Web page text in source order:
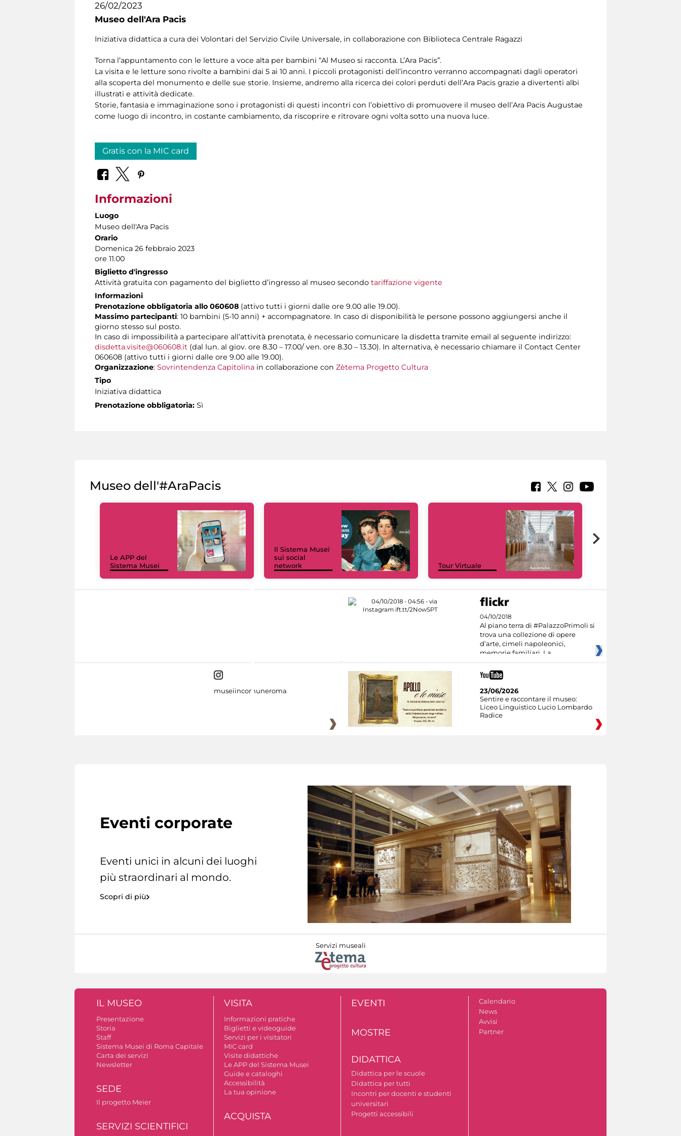
26/02/2023
Museo dell'Ara Pacis
Iniziativa didattica a cura dei Volontari del Servizio Civile Universale, in collaborazione con Biblioteca Centrale Ragazzi
Torna l’appuntamento con le letture a voce alta per bambini “Al Museo si racconta. L’Ara Pacis”.
La visita e le letture sono rivolte a bambini dai 5 ai 10 anni. I piccoli protagonisti dell’incontro verranno accompagnati dagli operatori
alla scoperta del monumento e delle sue storie. Insieme, andremo alla ricerca dei colori perduti dell’Ara Pacis grazie a divertenti albi
illustrati e attività dedicate.
Storie, fantasia e immaginazione sono i protagonisti di questi incontri con l’obiettivo di promuovere il museo dell’Ara Pacis Augustae
come luogo di incontro, in costante cambiamento, da riscoprire e ritrovare ogni volta sotto una nuova luce.
Gratis con la MIC card
Informazioni
Luogo
Museo dell'Ara Pacis
Orario
Domenica 26 febbraio 2023
ore 11.00
Biglietto d'ingresso
Attività gratuita con pagamento del biglietto d’ingresso al museo secondo tariffazione vigente
Informazioni
Prenotazione obbligatoria allo 060608 (attivo tutti i giorni dalle ore 9.00 alle 19.00).
Massimo partecipanti: 10 bambini (5-10 anni) + accompagnatore. In caso di disponibilità le persone possono aggiungersi anche il
giorno stesso sul posto.
In caso di impossibilità a partecipare all’attività prenotata, è necessario comunicare la disdetta tramite email al seguente indirizzo:
disdetta.visite@060608.it (dal lun. al giov. ore 8.30 – 17.00/ ven. ore 8.30 – 13.30). In alternativa, è necessario chiamare il Contact Center
060608 (attivo tutti i giorni dalle ore 9.00 alle 19.00).
Organizzazione: Sovrintendenza Capitolina in collaborazione con Zètema Progetto Cultura
Tipo
Iniziativa didattica
Prenotazione obbligatoria: Sì
Museo dell'#AraPacis
Le APP del
Sistema Musei
Il Sistema Musei
sui social
network
Tour Virtuale
04/10/2018
Al piano terra di #PalazzoPrimoli si
trova una collezione di opere
d’arte, cimeli napoleonici,
memorie familiari. La
museiincomuneroma
23/06/2026
Sentire e raccontare il museo:
Liceo Linguistico Lucio Lombardo
Radice
Eventi corporate
Eventi unici in alcuni dei luoghi
più straordinari al mondo.
Scopri di più
Servizi museali
IL MUSEO
Presentazione
Storia
Staff
Sistema Musei di Roma Capitale
Carta dei servizi
Newsletter
SEDE
Il progetto Meier
SERVIZI SCIENTIFICI
VISITA
Informazioni pratiche
Biglietti e videoguide
Servizi per i visitatori
MIC card
Visite didattiche
Le APP del Sistema Musei
Guide e cataloghi
Accessibilità
La tua opinione
ACQUISTA
EVENTI
MOSTRE
DIDATTICA
Didattica per le scuole
Didattica per tutti
Incontri per docenti e studenti
universitari
Progetti accessibili
Calendario
News
Avvisi
Partner